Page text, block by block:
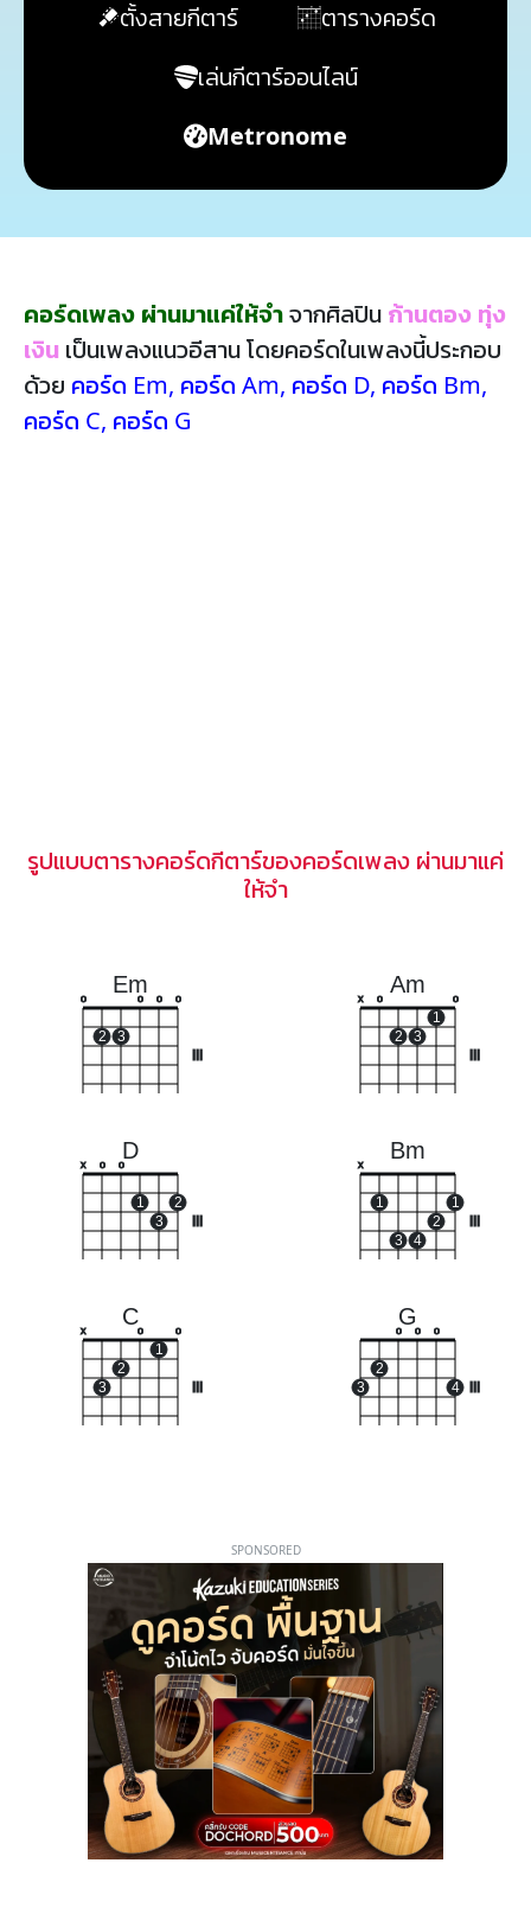
ตั้งสายกีตาร์
ตารางคอร์ด
เล่นกีตาร์ออนไลน์
Metronome
คอร์ดเพลง ผ่านมาแค่ให้จำจากศิลปิน ก้านตอง ทุ่ง
เงิน เป็นเพลงแนวอีสาน โดยคอร์ดในเพลงนี้ประกอบ
ด้วย คอร์ด Em, คอร์ด Am, คอร์ด D, คอร์ด Bm,
คอร์ด C, คอร์ด G
รูปแบบตารางคอร์ดกีตาร์ของคอร์ดเพลง ผ่านมาแค่
ให้จำ
Em
o
2 3
o o o
Am
x o
2 3
1
o
D
x o o
1
3
2
Bm
x
1
3 4
2
1
C
x
3
2
o
1
o
G
3
2
o o o
4
SPONSORED